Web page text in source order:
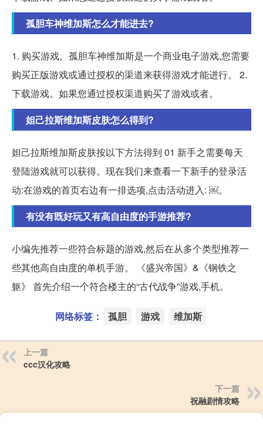
孤胆车神维加斯怎么才能进去?
1. 购买游戏。孤胆车神维加斯是一个商业电子游戏,您需要
购买正版游戏或通过授权的渠道来获得游戏才能进行。 2.
下载游戏。如果您通过授权渠道购买了游戏或者。
妲己拉斯维加斯皮肤怎么得到?
妲己拉斯维加斯皮肤按以下方法得到 01 新手之需要每天
登陆游戏就可以获得。现在我们来查看一下新手的登录活
动:在游戏的首页右边有一排选项,点击活动进入: ￼。
有没有既好玩又有高自由度的手游推荐?
小编先推荐一些符合标题的游戏,然后在从多个类型推荐一
些其他高自由度的单机手游。 《盛兴帝国》&《钢铁之
躯》 首先介绍一个符合楼主的“古代战争”游戏,手机。
网络标签： 孤胆 游戏 维加斯
上一篇
ccc汉化攻略
下一篇
祝融剧情攻略